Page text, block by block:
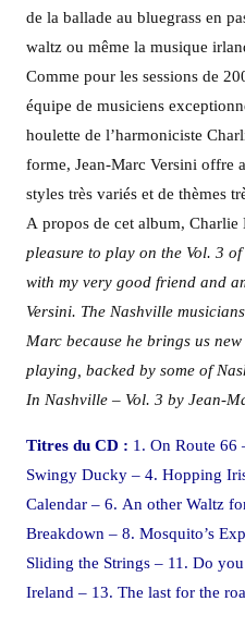
de la ballade au bluegrass en
waltz ou même la musique
Comme pour les sessions de
équipe de musiciens
houlette de l’harmoniciste
forme, Jean-Marc Versini offre
styles très variés et de thèmes
A propos de cet album, Charlie
pleasure to play on the Vol. 3
with my very good friend and
Versini. The Nashville
Marc because he brings us
playing, backed by some of
In Nashville – Vol. 3 by Jean-
Titres du CD : 1. On Route
Swingy Ducky – 4. Hopping
Calendar – 6. An other Waltz
Breakdown – 8. Mosquito’s
Sliding the Strings – 11. Do
Ireland – 13. The last for the